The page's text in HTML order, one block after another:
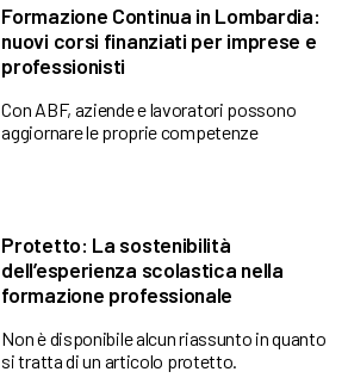
Formazione Continua in Lombardia:
nuovi corsi finanziati per imprese e
professionisti
Con ABF, aziende e lavoratori possono
aggiornare le proprie competenze
Protetto: La sostenibilità
dell’esperienza scolastica nella
formazione professionale
Non è disponibile alcun riassunto in quanto
si tratta di un articolo protetto.